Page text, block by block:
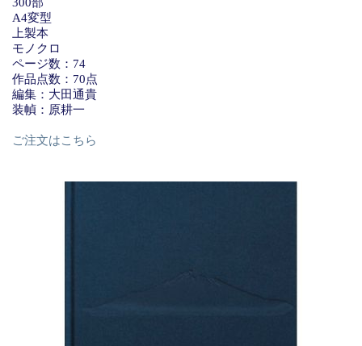
A4変型
上製本
モノクロ
ページ数：74
作品点数：70点
編集：大田通貴
装幀：原耕一
ご注文はこちら